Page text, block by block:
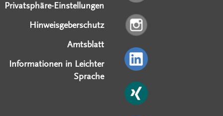
Privatsphäre-Einstellungen
Hinweisgeberschutz
Amtsblatt
Informationen in Leichter
Sprache